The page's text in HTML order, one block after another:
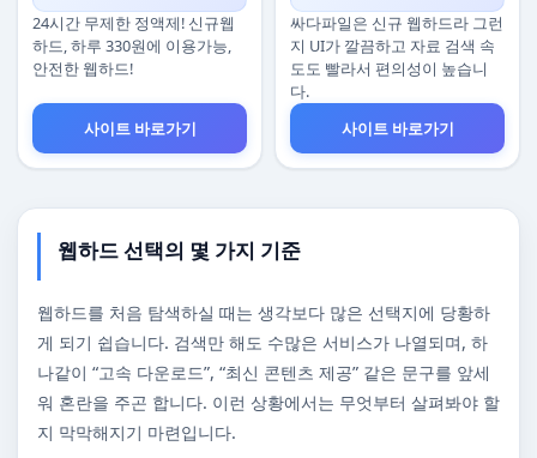
24시간 무제한 정액제! 신규웹
하드, 하루 330원에 이용가능,
안전한 웹하드!
사이트 바로가기
싸다파일은 신규 웹하드라 그런
지 UI가 깔끔하고 자료 검색 속
도도 빨라서 편의성이 높습니
다.
사이트 바로가기
웹하드 선택의 몇 가지 기준
웹하드를 처음 탐색하실 때는 생각보다 많은 선택지에 당황하
게 되기 쉽습니다. 검색만 해도 수많은 서비스가 나열되며, 하
나같이 “고속 다운로드”, “최신 콘텐츠 제공” 같은 문구를 앞세
워 혼란을 주곤 합니다. 이런 상황에서는 무엇부터 살펴봐야 할
지 막막해지기 마련입니다.